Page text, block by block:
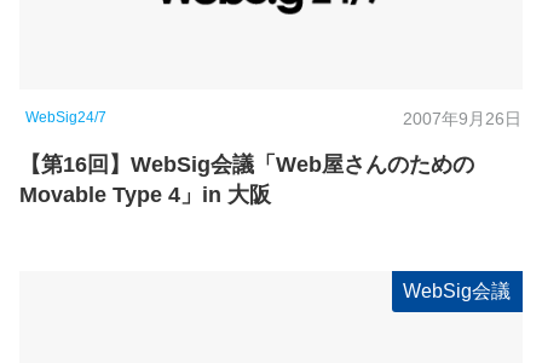
WebSig24/7 2007年9月26日
【第16回】WebSig会議「Web屋さんのための
Movable Type 4」in 大阪
WebSig会議